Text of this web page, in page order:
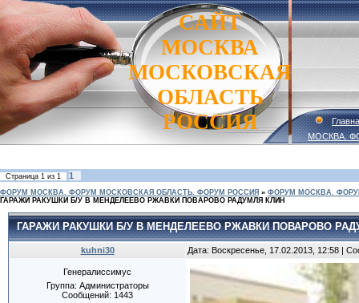
САЙТ
МОСКВА
МОСКОВСКАЯ
ОБЛАСТЬ
РОССИЯ
МОСКВА.
Страница 1 из 1 1
ФОРУМ МОСКВА. ФОРУМ МОСКОВСКАЯ ОБЛАСТЬ. ФОРУМ РОССИЯ » ФОРУМ МОСКВА.
ГАРАЖИ РАКУШКИ Б/У В МЕНДЕЛЕЕВО РЖАВКИ ПОВАРОВО РАДУМЛЯ КЛИН
ГАРАЖИ РАКУШКИ Б/У В МЕНДЕЛЕЕВО РЖАВКИ ПОВАРОВО
kuhni30 Дата: Воскресенье, 17.02.2013, 12:58 |
Генералиссимус
Группа: Администраторы
Сообщений: 1443